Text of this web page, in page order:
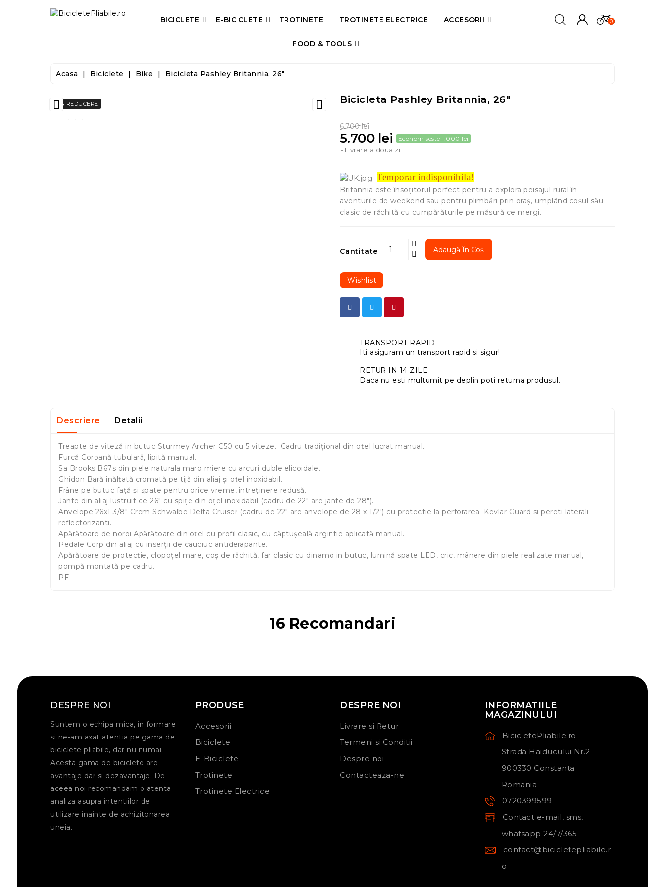
0
BICICLETE E-BICICLETE TROTINETE TROTINETE ELECTRICE ACCESORII
FOOD & TOOLS
Acasa Biciclete Bike Bicicleta Pashley Britannia, 26"
LA REDUCERE!
  Bicicleta Pashley Britannia, 26"
6.700 lei
5.700 lei Economiseste 1.000 lei
Livrare a doua zi
Temporar indisponibila!
Britannia este însoțitorul perfect pentru a explora peisajul rural în
aventurile de weekend sau pentru plimbări prin oraș, umplând coșul său
clasic de răchită cu cumpărăturile pe măsură ce mergi.
Cantitate Adaugă În Coș
Wishlist
TRANSPORT RAPID
Iti asiguram un transport rapid si sigur!
RETUR IN 14 ZILE
Daca nu esti multumit pe deplin poti returna produsul.
Descriere Detalii
Treapte de viteză in butuc Sturmey Archer C50 cu 5 viteze. Cadru tradițional din oțel lucrat manual.
Furcă Coroană tubulară, lipită manual.
Sa Brooks B67s din piele naturala maro miere cu arcuri duble elicoidale.
Ghidon Bară înălțată cromată pe tijă din aliaj și oțel inoxidabil.
Frâne pe butuc față și spate pentru orice vreme, întreținere redusă.
Jante din aliaj lustruit de 26" cu spițe din oțel inoxidabil (cadru de 22" are jante de 28").
Anvelope 26x1 3/8" Crem Schwalbe Delta Cruiser (cadru de 22" are anvelope de 28 x 1/2") cu protectie la perforarea Kevlar Guard si pereti laterali
reflectorizanti.
Apărătoare de noroi Apărătoare din oțel cu profil clasic, cu căptușeală argintie aplicată manual.
Pedale Corp din aliaj cu inserții de cauciuc antiderapante.
Apărătoare de protecție, clopoțel mare, coș de răchită, far clasic cu dinamo in butuc, lumină spate LED, cric, mânere din piele realizate manual,
pompă montată pe cadru.
PF
16 Recomandari
DESPRE NOI
Suntem o echipa mica, in formare
si ne-am axat atentia pe gama de
biciclete pliabile, dar nu numai.
Acesta gama de biciclete are
avantaje dar si dezavantaje. De
aceea noi recomandam o atenta
analiza asupra intentiilor de
utilizare inainte de achizitonarea
uneia.
PRODUSE
Accesorii
Biciclete
E-Biciclete
Trotinete
Trotinete Electrice
DESPRE NOI
Livrare si Retur
Termeni si Conditii
Despre noi
Contacteaza-ne
INFORMATIILE
MAGAZINULUI
BicicletePliabile.ro
Strada Haiducului Nr.2
900330 Constanta
Romania
0720399599
Contact e-mail, sms,
whatsapp 24/7/365
contact@bicicletepliabile.r
o